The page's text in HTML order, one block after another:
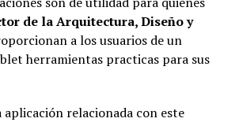
de la Arquitectura, Diseño y
a los usuarios de un
herramientas practicas para sus
aplicación relacionada con este